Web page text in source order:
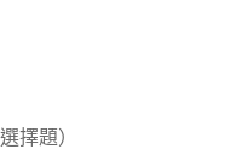
擇題）